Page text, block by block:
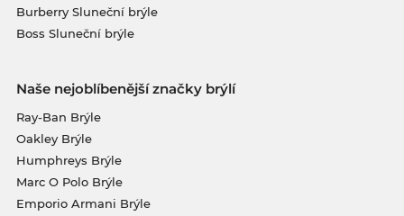
Burberry Sluneční brýle
Boss Sluneční brýle
Naše nejoblíbenější značky brýlí
Ray-Ban Brýle
Oakley Brýle
Humphreys Brýle
Marc O Polo Brýle
Emporio Armani Brýle